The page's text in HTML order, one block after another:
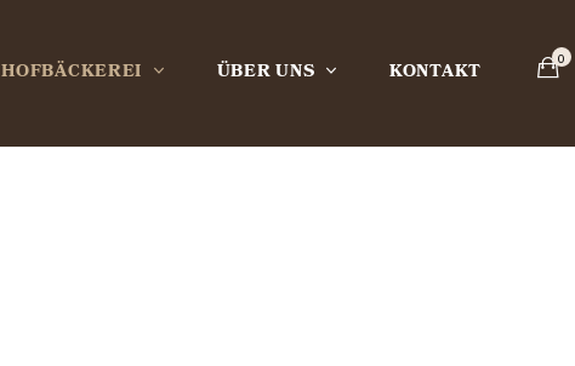
HOFBÄCKEREI ÜBER UNS KONTAKT